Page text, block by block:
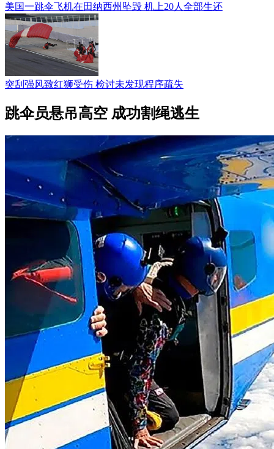
美国一跳伞飞机在田纳西州坠毁 机上20人全部生还
突刮强风致红狮受伤 检讨未发现程序疏失
跳伞员悬吊高空 成功割绳逃生